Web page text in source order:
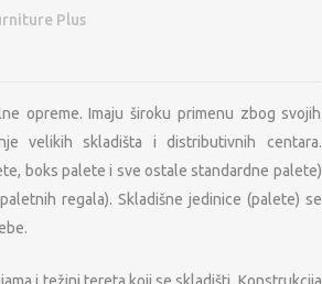
Plus
opreme. Imaju široku primenu zbog svojih
velikih skladišta i distributivnih centara.
boks palete i sve ostale standardne palete)
regala). Skladišne jedinice (palete) se